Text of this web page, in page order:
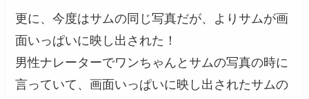
更に、今度はサムの同じ写真だが、よりサムが画
面いっぱいに映し出された！
男性ナレーターでワンちゃんとサムの写真の時に
言っていて、画面いっぱいに映し出されたサムの